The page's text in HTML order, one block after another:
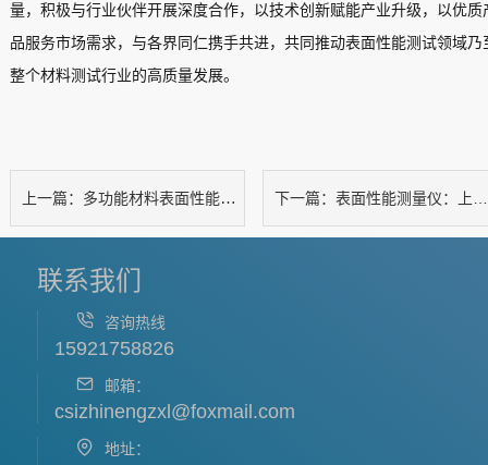
量，积极与行业伙伴开展深度合作，以技术创新赋能产业升级，以优质
品服务市场需求，与各界同仁携手共进，共同推动表面性能测试领域乃
整个材料测试行业的高质量发展。
上一篇： 多功能材料表面性能综合测试仪 下一篇： 表面性能测量仪：上海某某公司到访上海徽涛考察设备，技术交流
联系我们
咨询热线
15921758826
邮箱：
csizhinengzxl@foxmail.com
地址：